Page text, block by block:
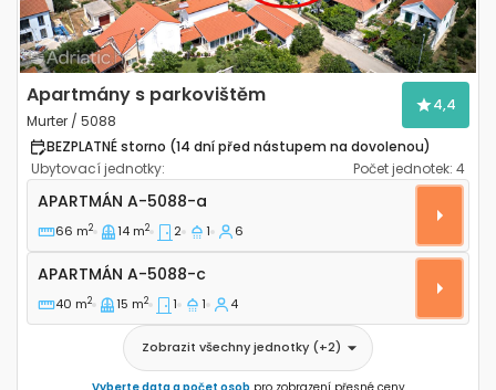
Apartmány s parkovištěm
Murter / 5088
4,4
BEZPLATNÉ storno (14 dní před nástupem na dovolenou)
Ubytovací jednotky:
Počet jednotek: 4
Dvoupokojový apartmán Murter A-5088-a
APARTMÁN A-5088-a
66 m2 14 m2 2 1 6
Apartmán A-5088-c
APARTMÁN A-5088-c
40 m2 15 m2 1 1 4
Zobrazit všechny jednotky (+2)